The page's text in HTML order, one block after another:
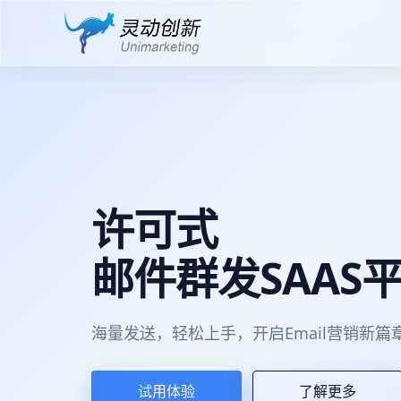
许可式
邮件群发SAAS
海量发送，轻松上手，开启Email营销新篇
试用体验 了解更多